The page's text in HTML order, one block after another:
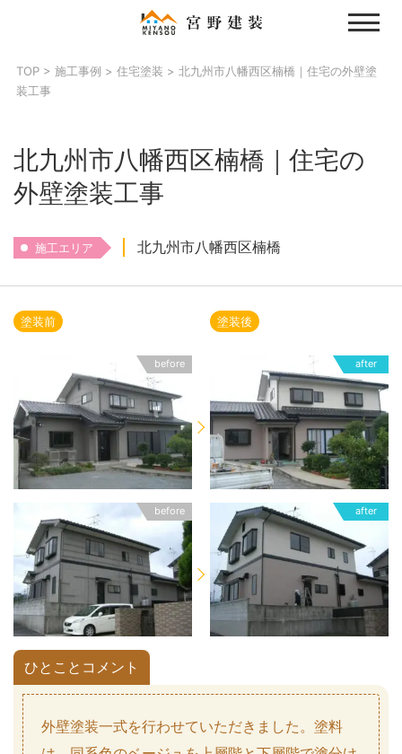
TOP> 施工事例 > 住宅塗装 > 北九州市八幡西区楠橋｜住宅の外壁塗
装工事
北九州市八幡西区楠橋｜住宅の
外壁塗装工事
施工エリア 北九州市八幡西区楠橋
塗装前 塗装後
before after
before after
ひとことコメント
外壁塗装一式を行わせていただきました。塗料